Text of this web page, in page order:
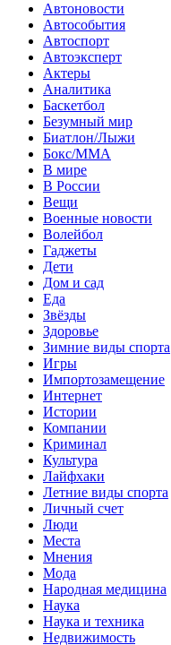
Автоновости
Автособытия
Автоспорт
Автоэксперт
Актеры
Аналитика
Баскетбол
Безумный мир
Биатлон/Лыжи
Бокс/MMA
В мире
В России
Вещи
Военные новости
Волейбол
Гаджеты
Дети
Дом и сад
Еда
Звёзды
Здоровье
Зимние виды спорта
Игры
Импортозамещение
Интернет
Истории
Компании
Криминал
Культура
Лайфхаки
Летние виды спорта
Личный счет
Люди
Места
Мнения
Мода
Народная медицина
Наука
Наука и техника
Недвижимость